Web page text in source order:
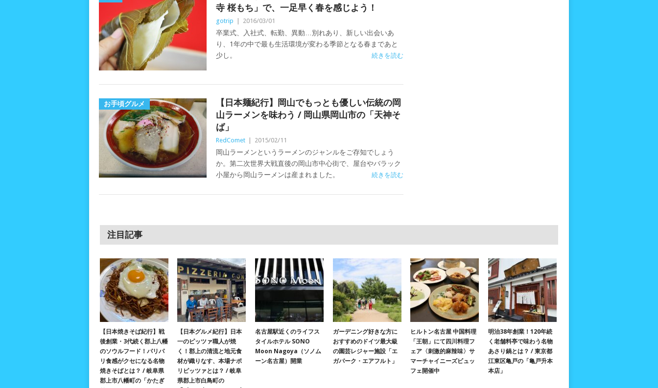
寺 桜もち」で、一足早く春を感じよう！
gotrip 2016/03/01
卒業式、入社式、転勤、異動…別れあり、新しい出会いあ
り、1年の中で最も生活環境が変わる季節となる春まであと
少し。
続きを読む
お手頃グルメ
【日本麺紀行】岡山でもっとも優しい伝統の岡
山ラーメンを味わう / 岡山県岡山市の「天神そ
ば」
RedComet 2015/02/11
岡山ラーメンというラーメンのジャンルをご存知でしょう
か。第二次世界大戦直後の岡山市中心街で、屋台やバラック
小屋から岡山ラーメンは産まれました。
続きを読む
注目記事
【日本焼きそば紀行】戦
後創業・3代続く郡上八幡
のソウルフード！パリパ
リ食感がクセになる名物
焼きそばとは？ / 岐阜県
郡上市八幡町の「かたぎ
【日本グルメ紀行】日本
一のピッツァ職人が焼
く！郡上の清流と地元食
材が織りなす、本場ナポ
リピッツァとは？ / 岐阜
県郡上市白鳥町の
名古屋駅近くのライフス
タイルホテル SONO
Moon Nagoya（ソノム
ーン名古屋）開業
ガーデニング好きな方に
おすすめのドイツ最大級
の園芸レジャー施設「エ
ガパーク・エアフルト」
ヒルトン名古屋 中国料理
「王朝」にて四川料理フ
ェア〈刺激的麻辣味〉サ
マーチャイニーズビュッ
フェ開催中
明治38年創業！120年続
く老舗料亭で味わう名物
あさり鍋とは？ / 東京都
江東区亀戸の「亀戸升本
本店」